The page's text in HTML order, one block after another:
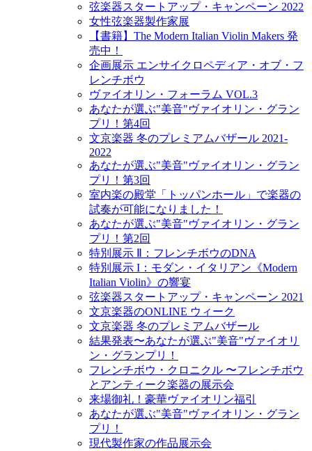
弦楽器スタートアップ・キャンペーン 2022
女性弦楽器製作家展
【書籍】The Modern Italian Violin Makers 発
売中！
企画展示 エンサイクロペディア・オブ・フ
レンチボウ
ヴァイオリン・フォーラム VOL.3
あなたが選ぶ"美音"ヴァイオリン・グラン
プリ！第4回
文京楽器 冬のプレミアムバザール 2021-
2022
あなたが選ぶ"美音"ヴァイオリン・グラン
プリ！第3回
室内楽の殿堂「トッパンホール」で楽器の
試奏が可能になりました！
あなたが選ぶ"美音"ヴァイオリン・グラン
プリ！第2回
特別展示 Ⅱ：フレンチボウのDNA
特別展示 I：モダン・イタリアン《Modern
Italian Violin》の響宴
弦楽器スタートアップ・キャンペーン 2021
文京楽器のONLINE ウィーク
文京楽器 冬のプレミアムバザール
結果発表〜あなたが選ぶ"美音"ヴァイオリ
ン・グランプリ！
フレンチボウ・クロニクル 〜フレンチボウ
とアンティーク楽器の展示会
来場御礼！豪華ヴァイオリン福引
あなたが選ぶ"美音"ヴァイオリン・グラン
プリ！
現代製作家の作品展示会